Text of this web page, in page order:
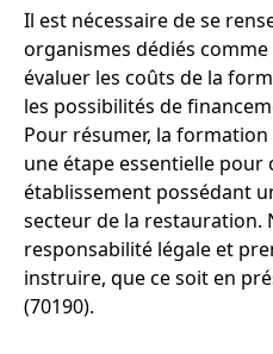
Il est nécessaire de se
organismes dédiés
évaluer les coûts de la
les possibilités de
Pour résumer, la
une étape essentielle
établissement possédant
secteur de la restauration.
responsabilité légale et
instruire, que ce soit en
(70190).